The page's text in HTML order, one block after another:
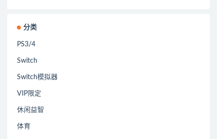
分类
PS3/4
Switch
Switch模拟器
VIP限定
休闲益智
体育